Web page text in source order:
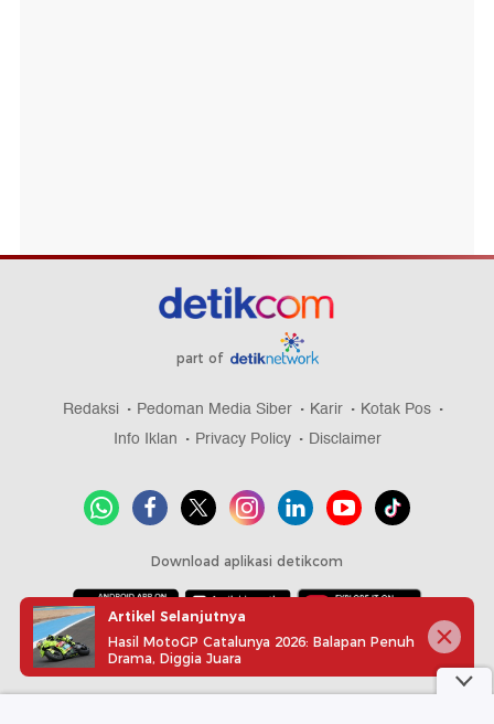
part of
Redaksi Pedoman Media Siber Karir
Kotak Pos
Info Iklan
Privacy Policy Disclaimer
Download aplikasi detikcom
Copyright @ 2026 detikcom, All right reserved
Artikel Selanjutnya
Hasil MotoGP Catalunya 2026: Balapan Penuh
Drama, Diggia Juara